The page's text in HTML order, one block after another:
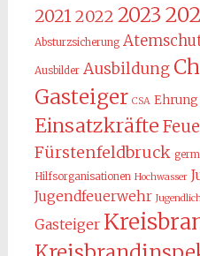
20212022 2023
Absturzsicherung
Ausbilder Ausbildung
Gasteiger CSA Ehrung
Einsatzkräfte
Fürstenfeldbruck
Hilfsorganisationen Hochwasser
Jugendfeuerwehr
Gasteiger